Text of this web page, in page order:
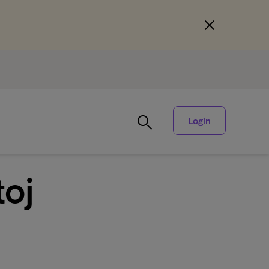
Login